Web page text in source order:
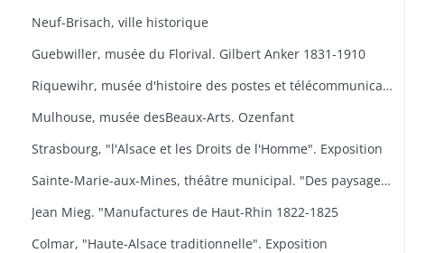
Neuf-Brisach, ville historique
Guebwiller, musée du Florival. Gilbert Anker 1831-1910
Riquewihr, musée d'histoire des postes et télécommunications, dernières acquisitions
Mulhouse, musée desBeaux-Arts. Ozenfant
Strasbourg, "l'Alsace et les Droits de l'Homme". Exposition
Sainte-Marie-aux-Mines, théâtre municipal. "Des paysages, des hommes, des traditions
Jean Mieg. "Manufactures de Haut-Rhin 1822-1825
Colmar, "Haute-Alsace traditionnelle". Exposition